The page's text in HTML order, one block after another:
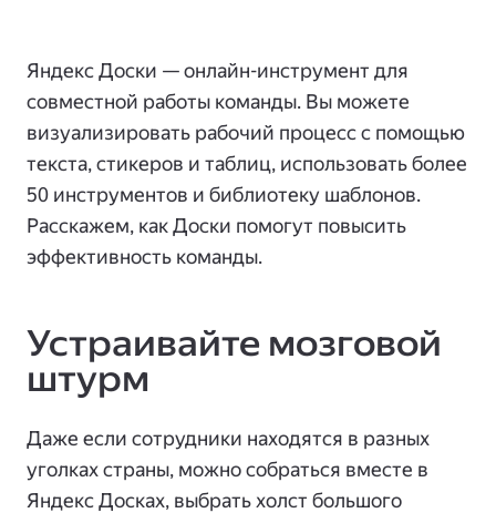
Яндекс Доски — онлайн-инструмент для
совместной работы команды. Вы можете
визуализировать рабочий процесс с помощью
текста, стикеров и таблиц, использовать более
50 инструментов и библиотеку шаблонов.
Расскажем, как Доски помогут повысить
эффективность команды.
Устраивайте мозговой
штурм
Даже если сотрудники находятся в разных
уголках страны, можно собраться вместе в
Яндекс Досках, выбрать холст большого